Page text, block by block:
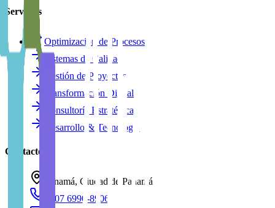
Servicios
Optimización de Procesos
Sistemas de Calidad
Gestión de Proyectos
Transformación Digital
Consultoría Estratégica
Desarrollo & Tecnología
Contacto
Panamá, Ciudad de Panamá
+507 6990-8906